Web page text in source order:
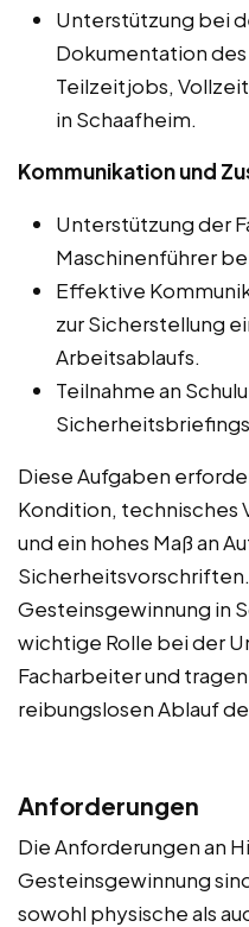
Unterstützung bei
Dokumentation
Teilzeitjobs,
in Schaafheim.
Kommunikation und
Unterstützung der
Maschinenführer
Effektive
zur Sicherstellung
Arbeitsablaufs.
Teilnahme an
Diese Aufgaben
Kondition, technisches
und ein hohes Maß an
Gesteinsgewinnung in
wichtige Rolle bei der
Facharbeiter und
reibungslosen Ablauf
Anforderungen
Die Anforderungen an
Gesteinsgewinnung
sowohl physische als